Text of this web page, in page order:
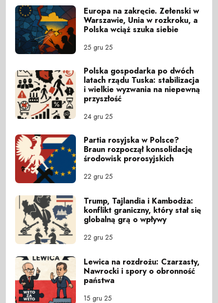
Europa na zakręcie. Zełenski w
Warszawie, Unia w rozkroku, a
Polska wciąż szuka siebie
25 gru 25
Polska gospodarka po dwóch
latach rządu Tuska: stabilizacja
i wielkie wyzwania na niepewną
przyszłość
24 gru 25
Partia rosyjska w Polsce?
Braun rozpoczął konsolidację
środowisk prorosyjskich
22 gru 25
Trump, Tajlandia i Kambodża:
konflikt graniczny, który stał się
globalną grą o wpływy
22 gru 25
Lewica na rozdrożu: Czarzasty,
Nawrocki i spory o obronność
państwa
15 gru 25